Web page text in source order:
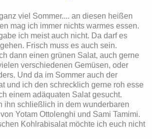
viel Sommer.... an diesen heißen
mag ich immer nichts warmes essen.
ich meist auch nicht. Da darf es
Frisch muss es auch sein.
dann einen grünen Salat, auch gerne
verschiedenen Gemüsen, oder
Und da im Sommer auch der
und ich den schrecklich gerne roh esse
einem adäquaten Salat gesucht.
ihn schließlich in dem wunderbaren
Yotam Ottolenghi und Sami Tamimi.
Kohlrabisalat möchte ich euch nicht